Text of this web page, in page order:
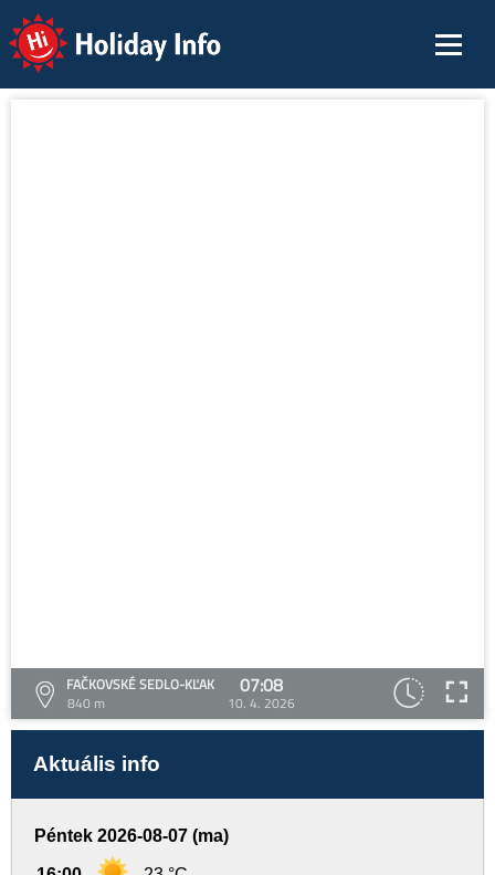
Holiday Info
FAČKOVSKÉ SEDLO-KĽAK
840 m
07:08
10. 4. 2026
Aktuális info
Péntek 2026-08-07 (ma)